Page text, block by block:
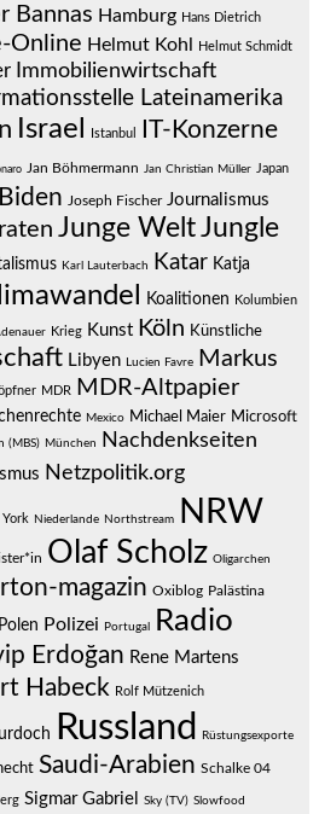
Bannas Hamburg Hans Dietrich
Online Helmut Kohl Helmut Schmidt
Immobilienwirtschaft
Lateinamerika
Israel Istanbul IT-Konzerne
Jan Böhmermann Jan Christian Müller Japan
Joseph Fischer Journalismus
Junge WeltJungle
Karl Lauterbach Katar Katja
Koalitionen Kolumbien
Krieg Kunst Köln Künstliche
Libyen Lucien Favre
Markus
MDR MDR-Altpapier
Mexico Michael Maier Microsoft
(MBS) München Nachdenkseiten
Netzpolitik.org
Niederlande Northstream NRW
Olaf Scholz Oligarchen
magazin Oxiblog Palästina
Polen Polizei Portugal Radio
Erdoğan Rene Martens
Habeck Rolf Mützenich
Russland Rüstungsexporte
Saudi-Arabien Schalke 04
Sigmar Gabriel Sky (TV) Slowfood